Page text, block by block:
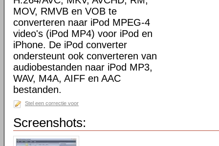
MOV, RMVB en VOB te
converteren naar iPod MPEG-4
video's (iPod MP4) voor iPod en
iPhone. De iPod converter
ondersteunt ook converteren van
audiobestanden naar iPod MP3,
WAV, M4A, AIFF en AAC
bestanden.
Stel een correctie voor
Screenshots: